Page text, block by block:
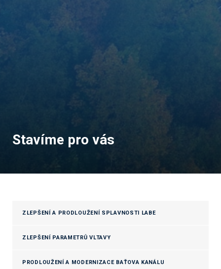
Stavíme pro vás
ZLEPŠENÍ A PRODLOUŽENÍ SPLAVNOSTI LABE
ZLEPŠENÍ PARAMETRŮ VLTAVY
PRODLOUŽENÍ A MODERNIZACE BAŤOVA KANÁLU